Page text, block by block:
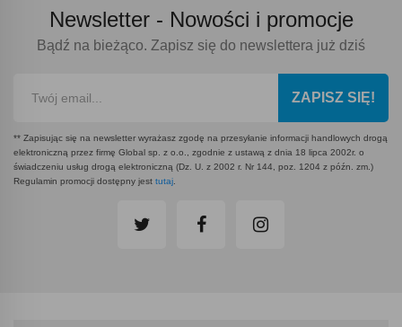
Newsletter - Nowości i promocje
Bądź na bieżąco. Zapisz się do newslettera już dziś
ZAPISZ SIĘ!
** Zapisując się na newsletter wyrażasz zgodę na przesyłanie informacji handlowych drogą
elektroniczną przez firmę Global sp. z o.o., zgodnie z ustawą z dnia 18 lipca 2002r. o
świadczeniu usług drogą elektroniczną (Dz. U. z 2002 r. Nr 144, poz. 1204 z późn. zm.)
Regulamin promocji dostępny jest tutaj.